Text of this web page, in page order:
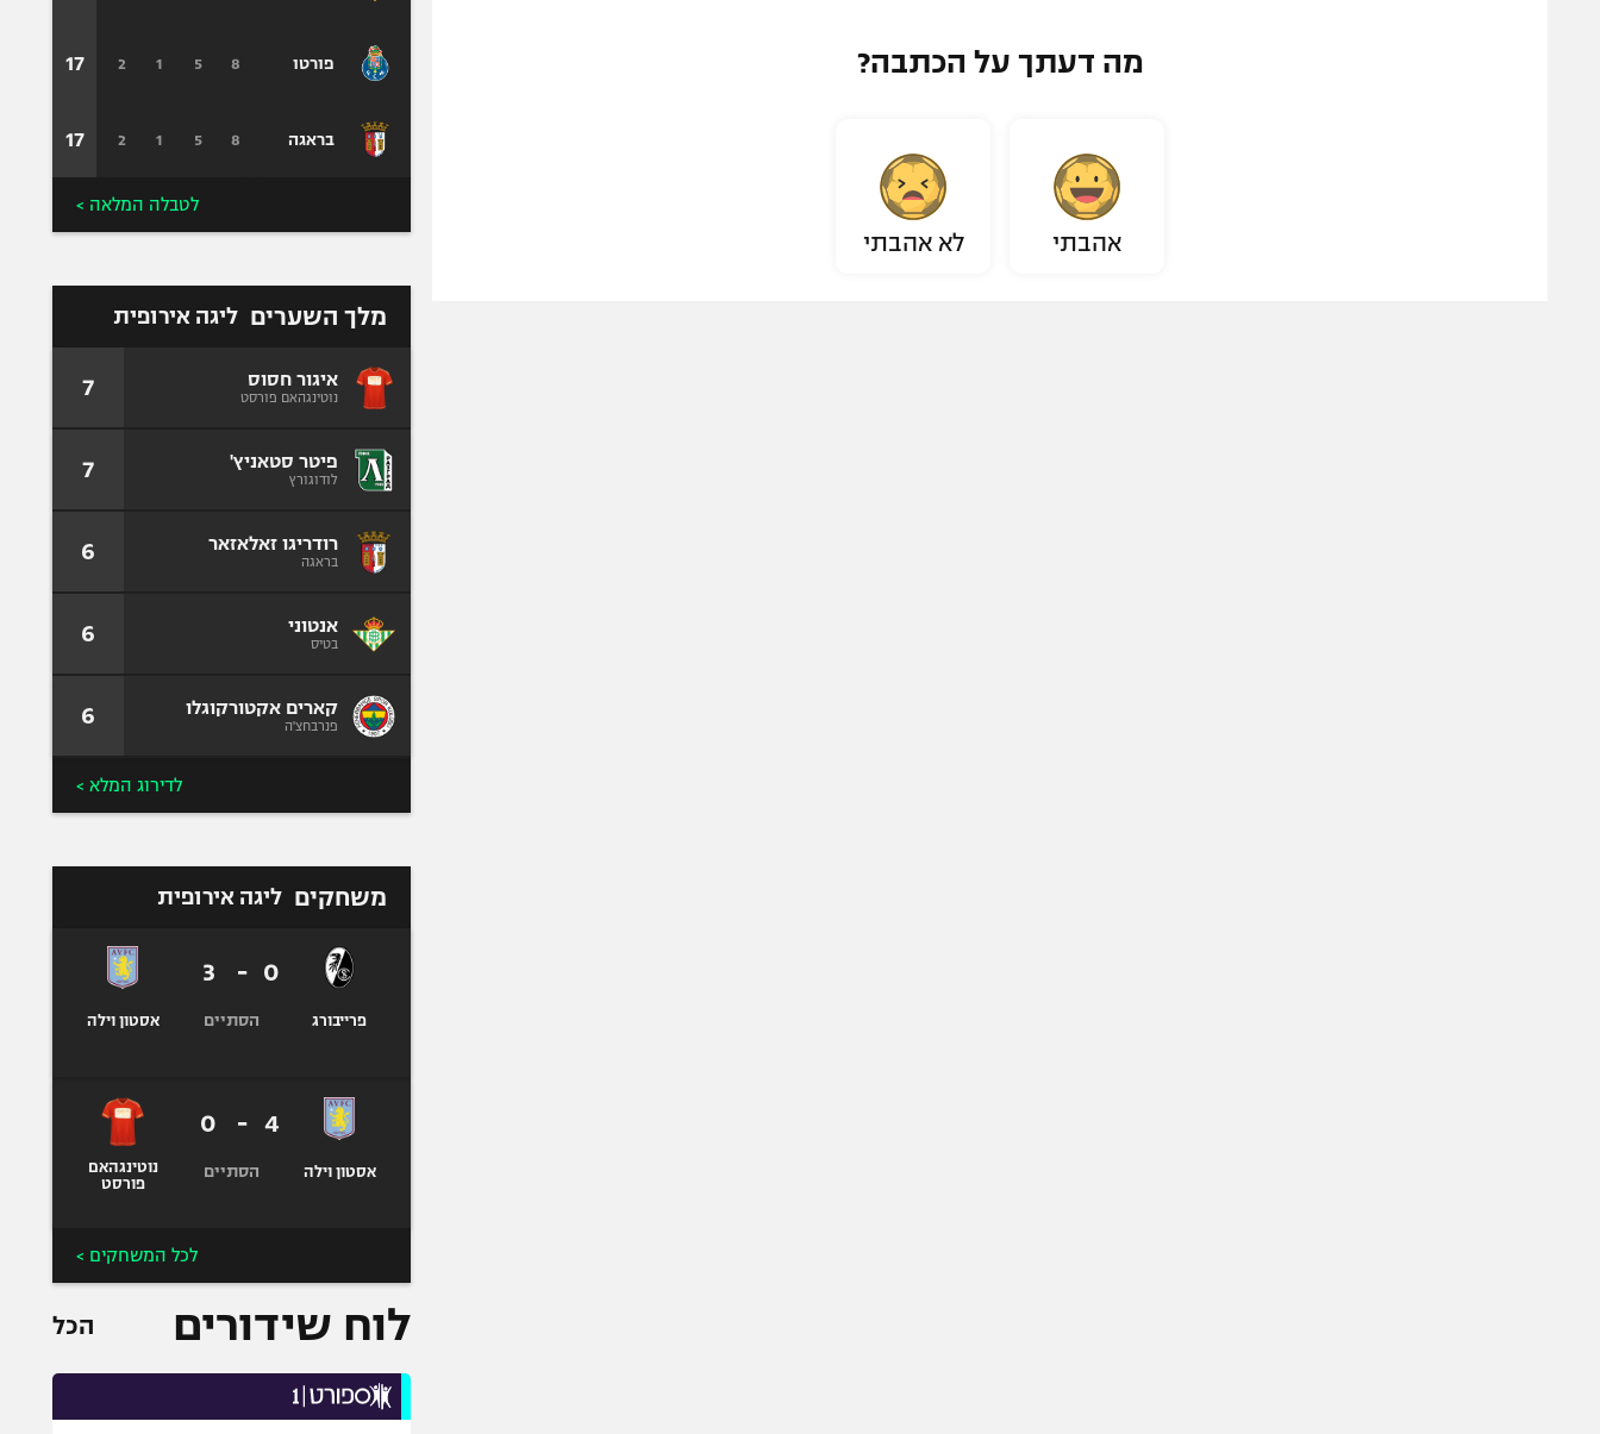
מה דעתך על הכתבה?
אהבתי לא אהבתי
פורטו
בראגה
8
5
1
2
8
5
1
2
17
17
לטבלה המלאה >
מלך השערים ליגה אירופית
איגור חסוס
נוטינגהאם פורסט 7
פיטר סטאניץ'
לודוגורץ 7
רודריגו זאלאזאר
בראגה 6
אנטוני
בטיס 6
קארים אקטורקוגלו
פנרבחצ'ה 6
לדירוג המלא >
משחקים ליגה אירופית
פרייבורג
0
-
3
הסתיים אסטון וילה
אסטון וילה
4
-
0
הסתיים
נוטינגהאם
פורסט
לכל המשחקים >
לוח שידורים הכל